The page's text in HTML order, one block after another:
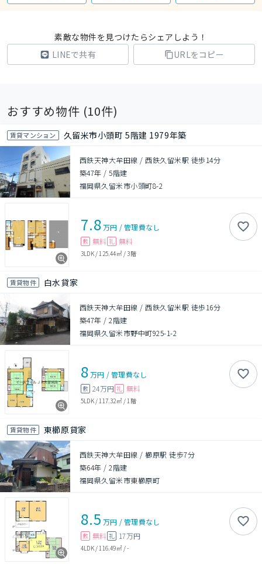
素敵な物件を見つけたらシェアしよう！
LINEで共有
URLをコピー
おすすめ物件 (10件)
賃貸マンション 久留米市小頭町 5階建 1979年築
西鉄天神大牟田線 / 西鉄久留米駅 徒歩14分
築47年 /5階建
福岡県久留米市小頭町8-2
7.8万円 /管理費なし
敷 無料 礼 無料
3LDK/ 125.44㎡/3階
賃貸物件 白水貸家
西鉄天神大牟田線 / 西鉄久留米駅 徒歩16分
築47年 /2階建
福岡県久留米市野中町925-1-2
8万円 /管理費なし
敷 24万円 礼 無料
5LDK/ 117.32㎡/ 1階
賃貸物件 東櫛原貸家
西鉄天神大牟田線 / 櫛原駅 徒歩7分
築64年 /2階建
福岡県久留米市東櫛原町
8.5 万円 /管理費なし
敷 無料 礼 17万円
4LDK/ 116.49㎡/-